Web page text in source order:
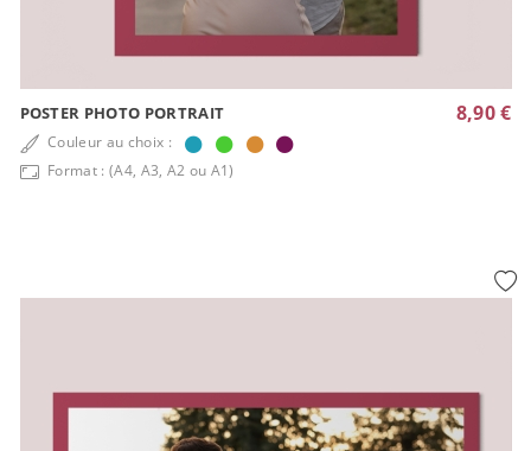
POSTER PHOTO PORTRAIT
Couleur au choix :
Format : (A4, A3, A2 ou A1)
8,90 €